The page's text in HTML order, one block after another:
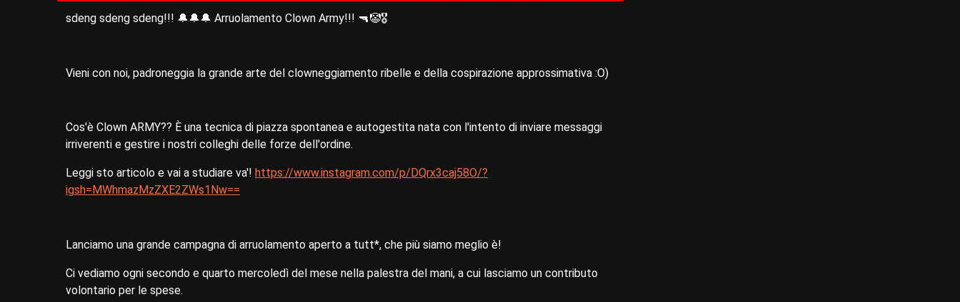
sdeng sdeng sdeng!!! 🔔🔔🔔 Arruolamento Clown Army!!! 🔫🤡🎖
Vieni con noi, padroneggia la grande arte del clowneggiamento ribelle e della cospirazione approssimativa :O)
Cos'è Clown ARMY?? È una tecnica di piazza spontanea e autogestita nata con l'intento di inviare messaggi
irriverenti e gestire i nostri colleghi delle forze dell'ordine.
Leggi sto articolo e vai a studiare va'! https://www.instagram.com/p/DQrx3caj58O/?
igsh=MWhmazMzZXE2ZWs1Nw==
Lanciamo una grande campagna di arruolamento aperto a tutt*, che più siamo meglio è!
Ci vediamo ogni secondo e quarto mercoledì del mese nella palestra del mani, a cui lasciamo un contributo
volontario per le spese.